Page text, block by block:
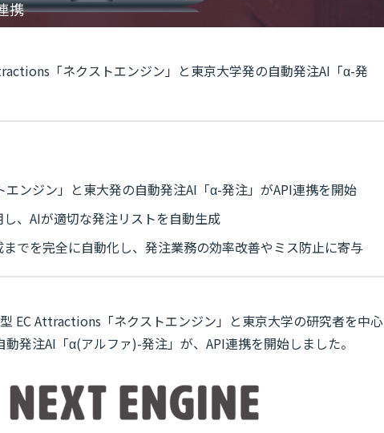
携
「ネクストエンジン」と東京大学発の自動発注AI「α-発
エンジン」と東大発の自動発注AI「α-発注」がAPI連携を開始
、AIが適切な発注リストを自動生成
でを完全に自動化し、発注業務の効率改善やミス防止に寄与
EC Attractions「ネクストエンジン」と東京大学の研究者を中心
発注AI「α(アルファ)-発注」が、API連携を開始しました。